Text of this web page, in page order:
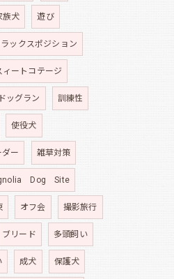
族犬 遊び
ラックスポジション
ィートコテージ
ドッグラン 訓練性
使役犬
ダー 雑草対策
Dog Site
オフ会 撮影旅行
ブリード 多頭飼い
成犬 保護犬